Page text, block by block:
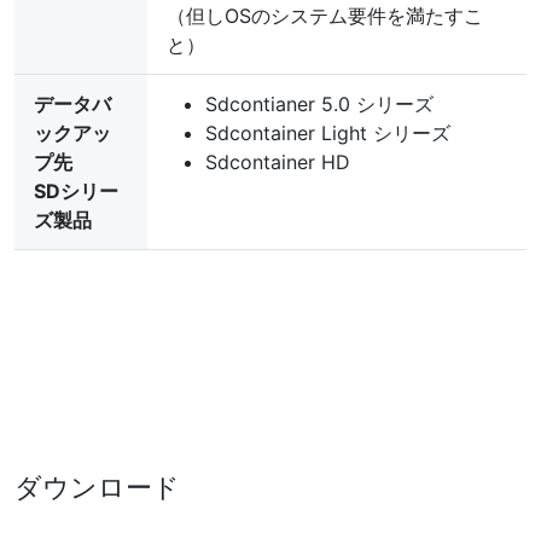
（但しOSのシステム要件を満たすこ
と）
データバ
ックアッ
プ先
SDシリー
ズ製品
Sdcontianer 5.0 シリーズ
Sdcontainer Light シリーズ
Sdcontainer HD
ダウンロード